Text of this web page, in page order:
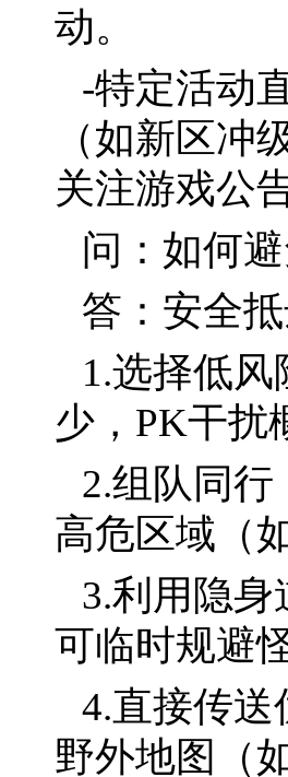
动。
-特定活动
（如新区冲
关注游戏公告
问：如何
答：安全
1.选择低
少，PK干扰
2.组队同
高危区域（
3.利用隐身
可临时规避
4.直接传送
野外地图（